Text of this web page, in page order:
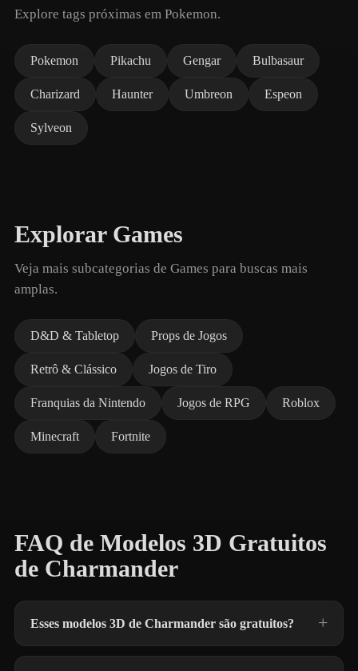
Explore tags próximas em Pokemon.
Pokemon Pikachu Gengar Bulbasaur
Charizard Haunter Umbreon Espeon
Sylveon
Explorar Games
Veja mais subcategorias de Games para buscas mais
amplas.
D&D & Tabletop Props de Jogos
Retrô & Clássico Jogos de Tiro
Franquias da Nintendo Jogos de RPG Roblox
Minecraft Fortnite
FAQ de Modelos 3D Gratuitos
de Charmander
Esses modelos 3D de Charmander são gratuitos?